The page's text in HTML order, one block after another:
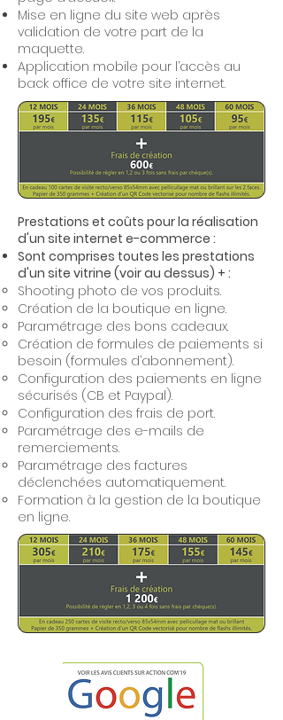
Mise en ligne du site web après
validation de votre part de la
maquette.
Application mobile pour l’accès au
back office de votre site internet.
Prestations et coûts pour la réalisation
d'un site internet e-commerce :
Sont comprises toutes les prestations
d'un site vitrine (voir au dessus) + :
Shooting photo de vos produits.
Création de la boutique en ligne.
Paramétrage des bons cadeaux.
Création de formules de paiements si
besoin (formules d’abonnement).
Configuration des paiements en ligne
sécurisés (CB et Paypal).
Configuration des frais de port.
Paramétrage des e-mails de
remerciements.
Paramétrage des factures
déclenchées automatiquement.
Formation à la gestion de la boutique
en ligne.